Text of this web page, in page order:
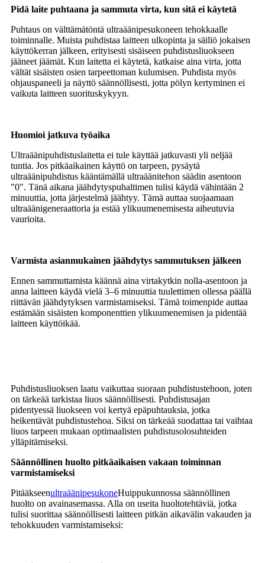
Pidä laite puhtaana ja sammuta virta, kun sitä ei käytetä
Puhtaus on välttämätöntä ultraäänipesukoneen tehokkaalle
toiminnalle. Muista puhdistaa laitteen ulkopinta ja säiliö jokaisen
käyttökerran jälkeen, erityisesti sisäiseen puhdistusliuokseen
jääneet jäämät. Kun laitetta ei käytetä, katkaise aina virta, jotta
vältät sisäisten osien tarpeettoman kulumisen. Puhdista myös
ohjauspaneeli ja näyttö säännöllisesti, jotta pölyn kertyminen ei
vaikuta laitteen suorituskykyyn.
Huomioi jatkuva työaika
Ultraäänipuhdistuslaitetta ei tule käyttää jatkuvasti yli neljää
tuntia. Jos pitkäaikainen käyttö on tarpeen, pysäytä
ultraäänipuhdistus kääntämällä ultraäänitehon säädin asentoon
"0". Tänä aikana jäähdytyspuhaltimen tulisi käydä vähintään 2
minuuttia, jotta järjestelmä jäähtyy. Tämä auttaa suojaamaan
ultraäänigeneraattoria ja estää ylikuumenemisesta aiheutuvia
vaurioita.
Varmista asianmukainen jäähdytys sammutuksen jälkeen
Ennen sammuttamista käännä aina virtakytkin nolla-asentoon ja
anna laitteen käydä vielä 3–6 minuuttia tuulettimen ollessa päällä
riittävän jäähdytyksen varmistamiseksi. Tämä toimenpide auttaa
estämään sisäisten komponenttien ylikuumenemisen ja pidentää
laitteen käyttöikää.
Puhdistusliuoksen laatu vaikuttaa suoraan puhdistustehoon, joten
on tärkeää tarkistaa liuos säännöllisesti. Puhdistusajan
pidentyessä liuokseen voi kertyä epäpuhtauksia, jotka
heikentävät puhdistustehoa. Siksi on tärkeää suodattaa tai vaihtaa
liuos tarpeen mukaan optimaalisten puhdistusolosuhteiden
ylläpitämiseksi.
Säännöllinen huolto pitkäaikaisen vakaan toiminnan
varmistamiseksi
PitääkseenultraäänipesukoneHuippukunnossa säännöllinen
huolto on avainasemassa. Alla on useita huoltotehtäviä, jotka
tulisi suorittaa säännöllisesti laitteen pitkän aikavälin vakauden ja
tehokkuuden varmistamiseksi: